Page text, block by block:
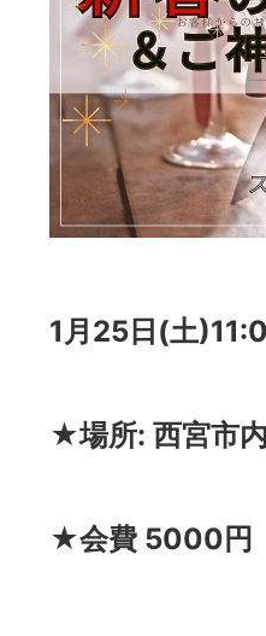
1月25日(土
★場所: 西宮市
★会費 5000円